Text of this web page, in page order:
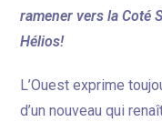
ramener vers la Coté
Hélios!
L’Ouest exprime
d’un nouveau qui